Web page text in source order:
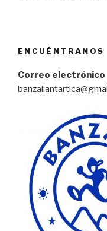
ENCUÉNTRANOS
Correo electrónico